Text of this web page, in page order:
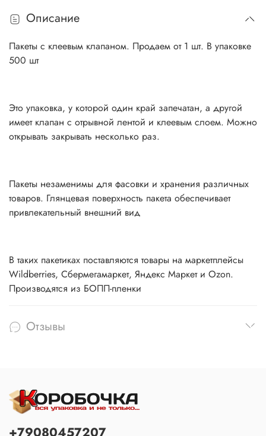
Описание
Пакеты с клеевым клапаном. Продаем от 1 шт. В упаковке
500 шт
Это упаковка, у которой один край запечатан, а другой
имеет клапан с отрывной лентой и клеевым слоем. Можно
открывать закрывать несколько раз.
Пакеты незаменимы для фасовки и хранения различных
товаров. Глянцевая поверхность пакета обеспечивает
привлекательный внешний вид
В таких пакетиках поставляются товары на маркетплейсы
Wildberries, Сбермегамаркет, Яндекс Маркет и Ozon.
Производятся из БОПП-пленки
Отзывы